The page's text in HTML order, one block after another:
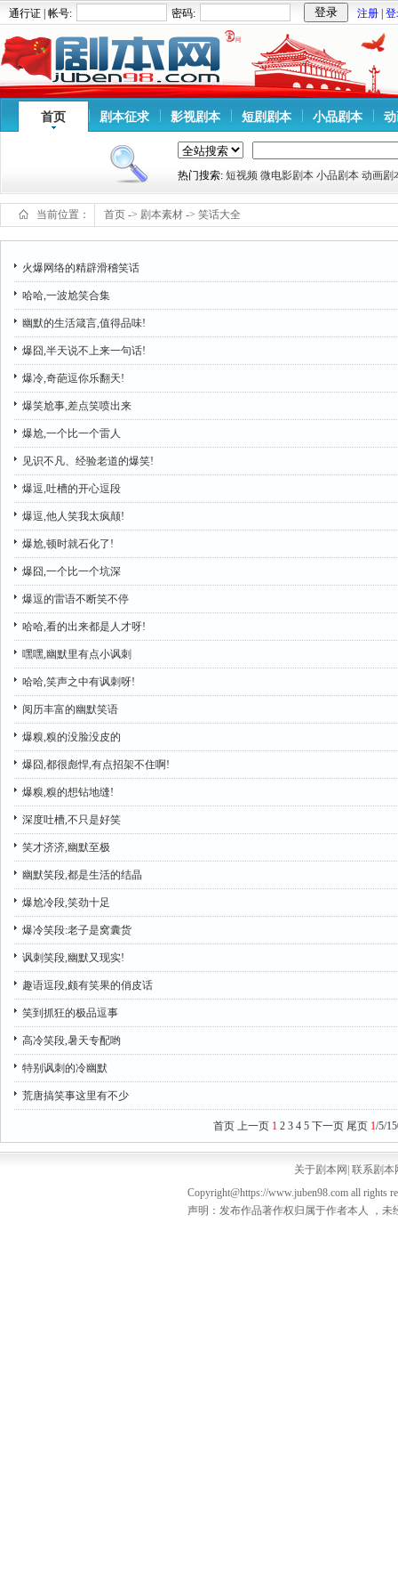
通行证 | 帐号: 密码: 注册
首页 剧本征求 影视剧本 短剧剧本 小品剧本
热门搜索: 短视频 微电影剧本 小品剧本 动画剧
当前位置： 首页 -> 剧本素材 -> 笑话大全
火爆网络的精辟滑稽笑话
哈哈,一波尬笑合集
幽默的生活箴言,值得品味!
爆囧,半天说不上来一句话!
爆冷,奇葩逗你乐翻天!
爆笑尬事,差点笑喷出来
爆尬,一个比一个雷人
见识不凡、经验老道的爆笑!
爆逗,吐槽的开心逗段
爆逗,他人笑我太疯颠!
爆尬,顿时就石化了!
爆囧,一个比一个坑深
爆逗的雷语不断笑不停
哈哈,看的出来都是人才呀!
嘿嘿,幽默里有点小讽刺
哈哈,笑声之中有讽刺呀!
阅历丰富的幽默笑语
爆糗,糗的没脸没皮的
爆囧,都很彪悍,有点招架不住啊!
爆糗,糗的想钻地缝!
深度吐槽,不只是好笑
笑才济济,幽默至极
幽默笑段,都是生活的结晶
爆尬冷段,笑劲十足
爆冷笑段:老子是窝囊货
讽刺笑段,幽默又现实!
趣语逗段,颇有笑果的俏皮话
笑到抓狂的极品逗事
高冷笑段,暑天专配哟
特别讽刺的冷幽默
荒唐搞笑事这里有不少
首页 上一页 1 2 3 4 5 下一页 尾页 1/5/
关于剧本网 联系剧本
Copyright@https://www.juben98.com all rights
声明：发布作品著作权归属于作者本人 ，未